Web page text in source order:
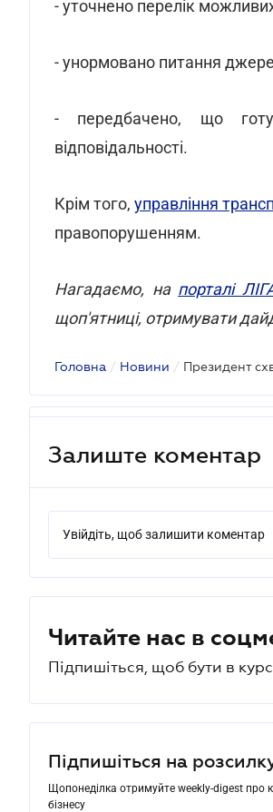
- уточнено перелік
- унормовано питання
- передбачено, що
відповідальності.
Крім того, управління
правопорушенням.
Нагадаємо, на порталі
щоп'ятниці, отримувати
Головна / Новини / Президент
Залиште коментар
Увійдіть, щоб залишити коментар
Читайте нас в
Підпишіться, щоб бути в
Підпишіться на
Щопонеділка отримуйте weekly-digest про
бізнесу